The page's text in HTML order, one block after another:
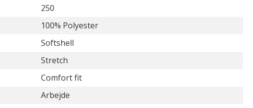
250
100% Polyester
Softshell
Stretch
Comfort fit
Arbejde